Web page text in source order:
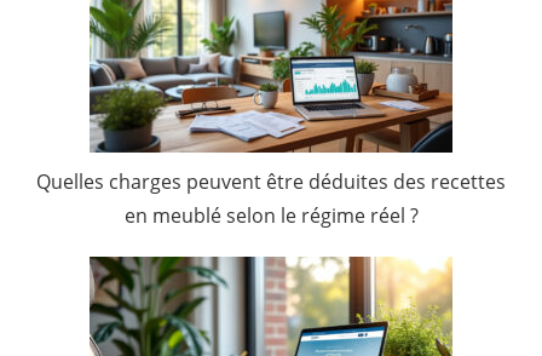
Quelles charges peuvent être déduites des recettes
en meublé selon le régime réel ?